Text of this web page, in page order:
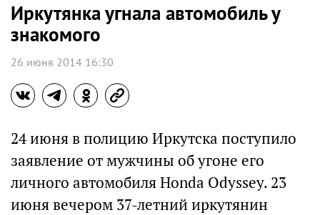
Иркутянка угнала автомобиль у
знакомого
26 июня 2014 16:30
24 июня в полицию Иркутска поступило
заявление от мужчины об угоне его
личного автомобиля Honda Odyssey. 23
июня вечером 37-летний иркутянин